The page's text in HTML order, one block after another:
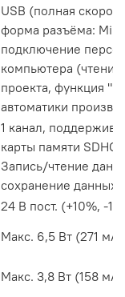
USB (полная
форма разъёма:
подключение
компьютера
проекта, функция
автоматики
1 канал,
карты памяти
Запись/чтение
сохранение данных
24 В пост. (+10%, -
Макс. 6,5 Вт (271
Макс. 3,8 Вт (158